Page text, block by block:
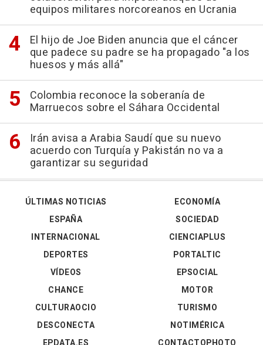
equipos militares norcoreanos en Ucrania
El hijo de Joe Biden anuncia que el cáncer
que padece su padre se ha propagado "a los
huesos y más allá"
Colombia reconoce la soberanía de
Marruecos sobre el Sáhara Occidental
Irán avisa a Arabia Saudí que su nuevo
acuerdo con Turquía y Pakistán no va a
garantizar su seguridad
ÚLTIMAS NOTICIAS
ESPAÑA
INTERNACIONAL
DEPORTES
VÍDEOS
ECONOMÍA
SOCIEDAD
CIENCIAPLUS
PORTALTIC
EPSOCIAL
CHANCE
CULTURAOCIO
DESCONECTA
MOTOR
TURISMO
NOTIMÉRICA